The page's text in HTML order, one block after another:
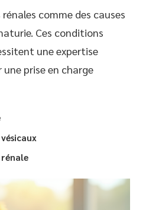
comme des causes
Ces conditions
une expertise
prise en charge